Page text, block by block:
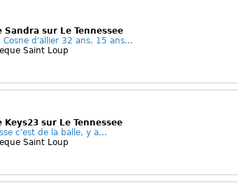
Sandra sur Le Tennessee
Cosne d'allier 32 ans. 15 ans...
Saint Loup
Keys23 sur Le Tennessee
c'est de la balle, y a...
Saint Loup